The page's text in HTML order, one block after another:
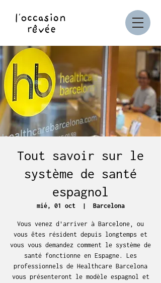
Tout savoir sur le
système de santé
espagnol
mié, 01 oct
  |
Barcelona
Vous venez d'arriver à Barcelone, ou
vous êtes résident depuis longtemps et
vous vous demandez comment le système de
santé fonctionne en Espagne. Les
professionnels de Healthcare Barcelona
vous présenteront le modèle espagnol et